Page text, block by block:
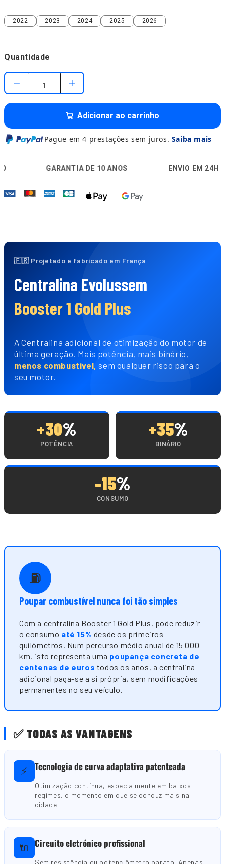
2022
2022 2023
2023 2024
2024 2025
2025 2026
2026
Quantidade
Adicionar ao carrinho
Pague em 4 prestações sem juros. Saiba mais
GARANTIA DE 10 ANOS 🚚 ENVIO EM 24H 🔒
🇫🇷 Projetado e fabricado em França
Centralina Evolussem
Booster 1 Gold Plus
A Centralina adicional de otimização do motor de
última geração. Mais potência, mais binário,
menos combustível, sem qualquer risco para o
seu motor.
+30%
POTÊNCIA
+35%
BINÁRIO
-15%
CONSUMO
⛽
Poupar combustível nunca foi tão simples
Com a centralina Booster 1 Gold Plus, pode reduzir
o consumo até 15% desde os primeiros
quilómetros. Num percurso médio anual de 15 000
km, isto representa uma poupança concreta de
centenas de euros todos os anos, a centralina
adicional paga-se a si própria, sem modificações
permanentes no seu veículo.
✅ TODAS AS VANTAGENS
⚡ Tecnologia de curva adaptativa patenteada
Otimização contínua, especialmente em baixos
regimes, o momento em que se conduz mais na
cidade.
🔌 Circuito eletrónico profissional
Sem resistência ou potenciômetro barato. Apenas